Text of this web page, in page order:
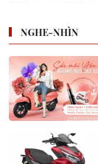
NGHE-NHÌN